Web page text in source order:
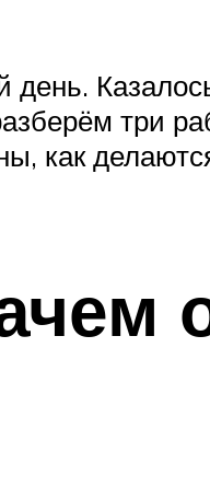
день.
три
как